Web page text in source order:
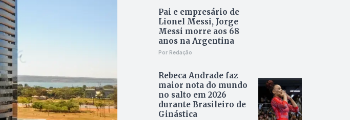
Pai e empresário de
Lionel Messi, Jorge
Messi morre aos 68
anos na Argentina
Por Redação
Rebeca Andrade faz
maior nota do mundo
no salto em 2026
durante Brasileiro de
Ginástica